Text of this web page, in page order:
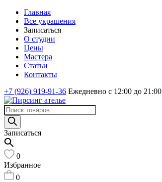
Главная
Все украшения
Записаться
О студии
Цены
Мастера
Статьи
Контакты
+7 (926) 919-91-36 Ежедневно с 12:00 до 21:00
Поиск
товаров
Записаться
0
Избранное
0